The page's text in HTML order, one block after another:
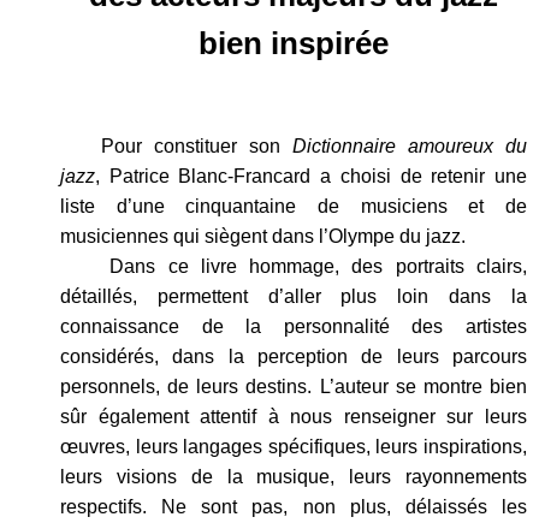
bien inspirée
Pour constituer son Dictionnaire amoureux du
jazz, Patrice Blanc-Francard a choisi de retenir une
liste d’une cinquantaine de musiciens et de
musiciennes qui siègent dans l’Olympe du jazz.
Dans ce livre hommage, des portraits clairs,
détaillés, permettent d’aller plus loin dans la
connaissance de la personnalité des artistes
considérés, dans la perception de leurs parcours
personnels, de leurs destins. L’auteur se montre bien
sûr également attentif à nous renseigner sur leurs
œuvres, leurs langages spécifiques, leurs inspirations,
leurs visions de la musique, leurs rayonnements
respectifs. Ne sont pas, non plus, délaissés les